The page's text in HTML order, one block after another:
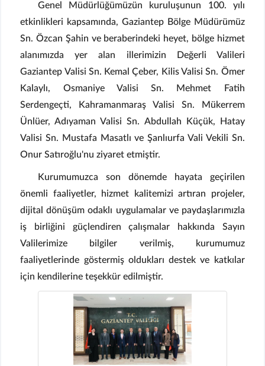
Genel Müdürlüğümüzün kuruluşunun 100. yılı
etkinlikleri kapsamında, Gaziantep Bölge Müdürümüz
Sn. Özcan Şahin ve beraberindeki heyet, bölge hizmet
alanımızda yer alan illerimizin Değerli Valileri
Gaziantep Valisi Sn. Kemal Çeber, Kilis Valisi Sn. Ömer
Kalaylı, Osmaniye Valisi Sn. Mehmet Fatih
Serdengeçti, Kahramanmaraş Valisi Sn. Mükerrem
Ünlüer, Adıyaman Valisi Sn. Abdullah Küçük, Hatay
Valisi Sn. Mustafa Masatlı ve Şanlıurfa Vali Vekili Sn.
Onur Satıroğlu'nu ziyaret etmiştir.
Kurumumuzca son dönemde hayata geçirilen
önemli faaliyetler, hizmet kalitemizi artıran projeler,
dijital dönüşüm odaklı uygulamalar ve paydaşlarımızla
iş birliğini güçlendiren çalışmalar hakkında Sayın
Valilerimize bilgiler verilmiş, kurumumuz
faaliyetlerinde göstermiş oldukları destek ve katkılar
için kendilerine teşekkür edilmiştir.